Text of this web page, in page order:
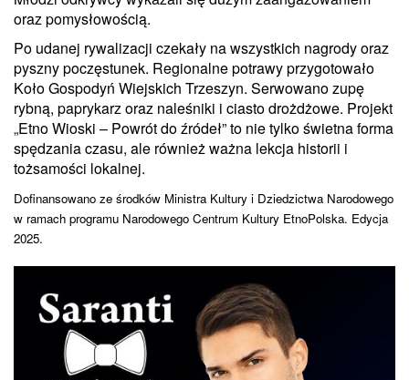
oraz pomysłowością.
Po udanej rywalizacji czekały na wszystkich nagrody oraz
pyszny poczęstunek. Regionalne potrawy przygotowało
Koło Gospodyń Wiejskich Trzeszyn. Serwowano zupę
rybną, paprykarz oraz naleśniki i ciasto drożdżowe. Projekt
„Etno Wioski – Powrót do źródeł” to nie tylko świetna forma
spędzania czasu, ale również ważna lekcja historii i
tożsamości lokalnej.
Dofinansowano ze środków Ministra Kultury i Dziedzictwa Narodowego
w ramach programu Narodowego Centrum Kultury EtnoPolska. Edycja
2025.